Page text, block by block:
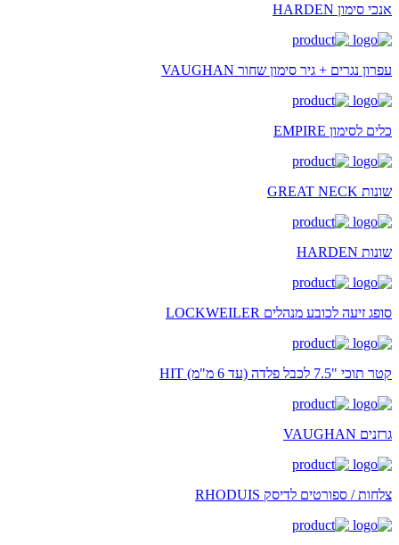
אנכי סימון HARDEN
עפרון נגרים + גיר סימון שחור VAUGHAN
כלים לסימון EMPIRE
שונות GREAT NECK
שונות HARDEN
סופג זיעה לכובע מנהלים LOCKWEILER
קטר תוכי "7.5 לכבל פלדה (עד 6 מ"מ) HIT
גרזנים VAUGHAN
צלחות / ספורטים לדיסק RHODUIS